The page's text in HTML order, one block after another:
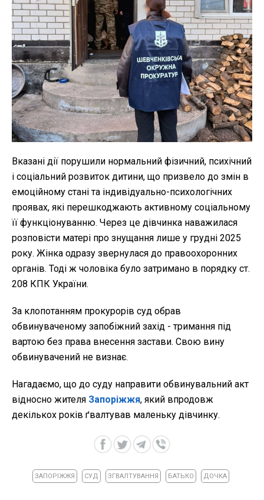
Вказані дії порушили нормальний фізичний, психічний
і соціальний розвиток дитини, що призвело до змін в
емоційному стані та індивідуально-психологічних
проявах, які перешкоджають активному соціальному
її функціонуванню. Через це дівчинка наважилася
розповісти матері про знущання лише у грудні 2025
року. Жінка одразу звернулася до правоохоронних
органів. Тоді ж чоловіка було затримано в порядку ст.
208 КПК України.
За клопотанням прокурорів суд обрав
обвинуваченому запобіжний захід - тримання під
вартою без права внесення застави. Свою вину
обвинувачений не визнає.
Нагадаємо, що до суду направити обвинувальний акт
відносно жителя Запоріжжя, який впродовж
декількох років ґвалтував маленьку дівчинку.
ЗАПОРІЖЖЯ СУД ЗГВАЛТУВАННЯ БАТЬКО ДОЧКА